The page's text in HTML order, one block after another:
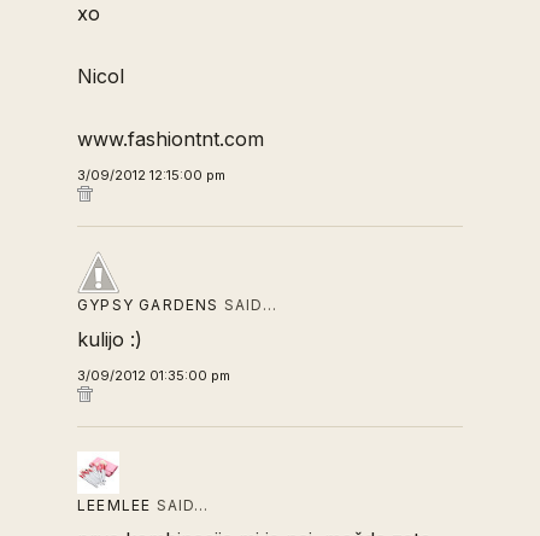
xo
Nicol
www.fashiontnt.com
3/09/2012 12:15:00 pm
GYPSY GARDENS SAID…
kulijo :)
3/09/2012 01:35:00 pm
LEEMLEE SAID…